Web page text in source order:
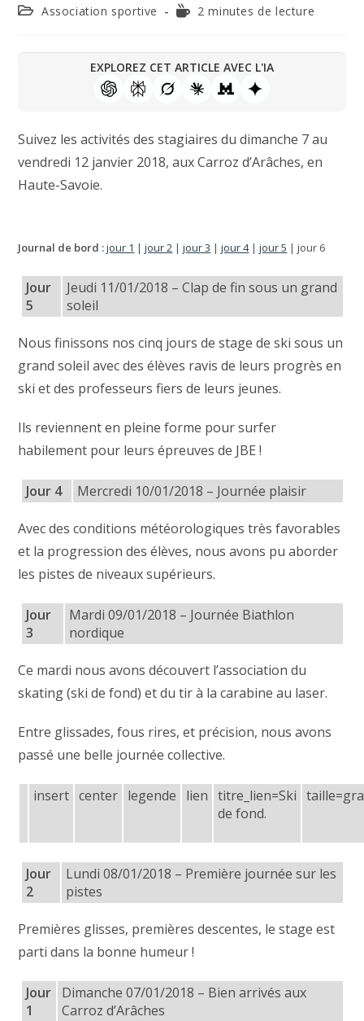
Association sportive
2 minutes de lecture
EXPLOREZ CET ARTICLE AVEC L'IA
Suivez les activités des stagiaires du dimanche 7 au
vendredi 12 janvier 2018, aux Carroz d’Arâches, en
Haute-Savoie.
Journal de bord :jour 1 |jour 2 |jour 3 |jour 4|jour 5 | jour 6
Jour
5
Jeudi 11/01/2018 – Clap de fin sous un grand
soleil
Nous finissons nos cinq jours de stage de ski sous un
grand soleil avec des élèves ravis de leurs progrès en
ski et des professeurs fiers de leurs jeunes.
Ils reviennent en pleine forme pour surfer
habilement pour leurs épreuves de JBE !
Jour 4 Mercredi 10/01/2018 – Journée plaisir
Avec des conditions météorologiques très favorables
et la progression des élèves, nous avons pu aborder
les pistes de niveaux supérieurs.
Jour
3
Mardi 09/01/2018 – Journée Biathlon
nordique
Ce mardi nous avons découvert l’association du
skating (ski de fond) et du tir à la carabine au laser.
Entre glissades, fous rires, et précision, nous avons
passé une belle journée collective.
insert center legende lien
titre_lien=Ski
de fond.
Jour
2
Lundi 08/01/2018 – Première journée sur les
pistes
Premières glisses, premières descentes, le stage est
parti dans la bonne humeur !
Jour
1
Dimanche 07/01/2018 – Bien arrivés aux
Carroz d’Arâches